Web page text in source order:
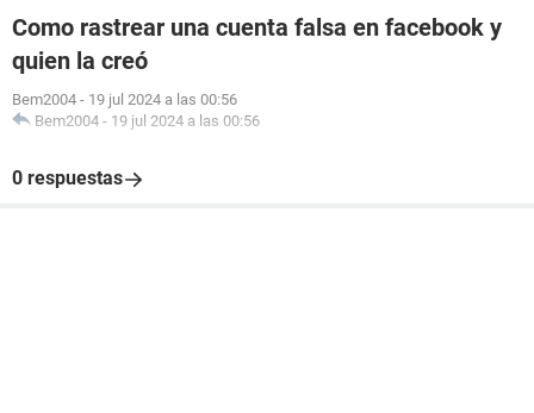
Como rastrear una cuenta falsa en facebook y
quien la creó
Bem2004 - 19 jul 2024 a las 00:56
Bem2004 - 19 jul 2024 a las 00:56
0 respuestas